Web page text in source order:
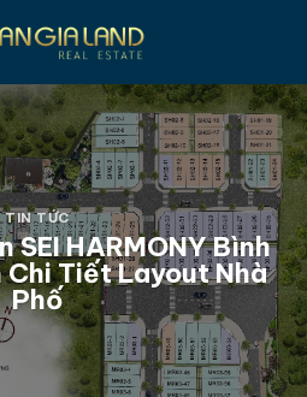
TIN TỨC
SEI HARMONY Bình
Chi Tiết Layout Nhà
Phố